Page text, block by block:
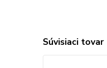
Súvisiaci tovar